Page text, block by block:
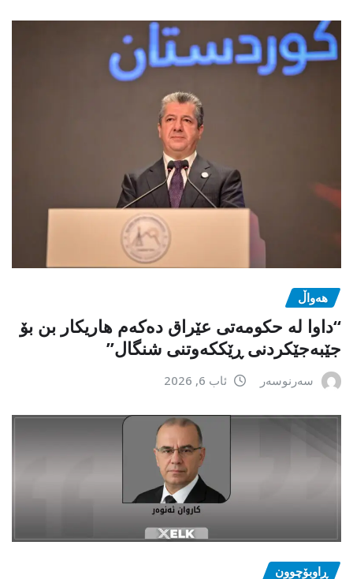
هەواڵ
“داوا لە حكومەتی عێراق دەكەم هاریكار بن بۆ
جێبەجێكردنی ڕێككەوتنی شنگال”
سەرنوسەر ئاب 6, 2026
ڕاوبۆچوون